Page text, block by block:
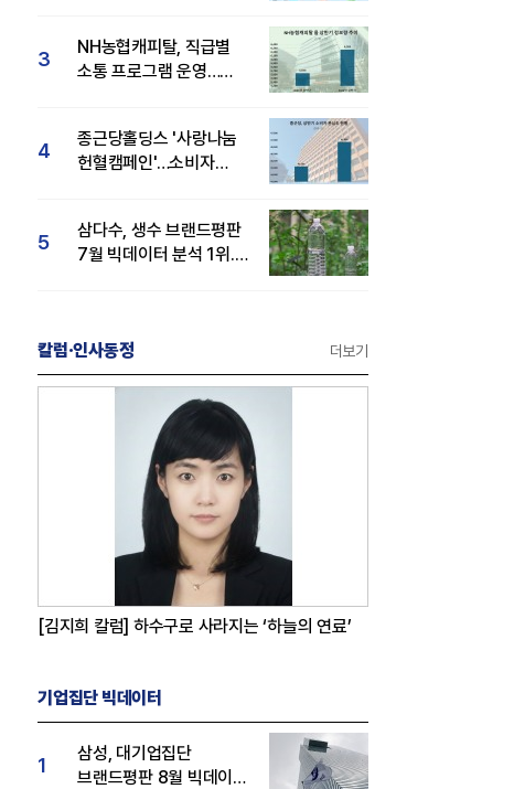
3
NH농협캐피탈, 직급별
소통 프로그램 운영…
4
종근당홀딩스 '사랑나눔
헌혈캠페인'…소비자
5
삼다수, 생수 브랜드평판
7월 빅데이터 분석 1위...
칼럼·인사동정 더보기
[김지희 칼럼] 하수구로 사라지는 ‘하늘의 연료’
기업집단 빅데이터
1
삼성, 대기업집단
브랜드평판 8월 빅데이터